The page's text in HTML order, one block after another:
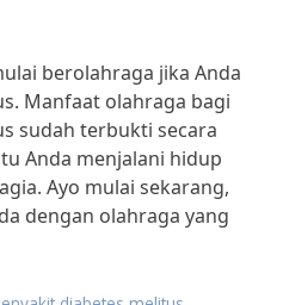
berolahraga jika Anda
Manfaat olahraga bagi
sudah terbukti secara
Anda menjalani hidup
Ayo mulai sekarang,
dengan olahraga yang